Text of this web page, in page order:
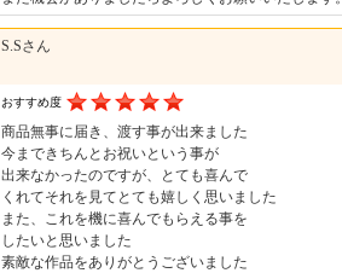
S.Sさん
おすすめ度
商品無事に届き、渡す事が出来ました
今まできちんとお祝いという事が
出来なかったのですが、とても喜んで
くれてそれを見てとても嬉しく思いました
また、これを機に喜んでもらえる事を
したいと思いました
素敵な作品をありがとうございました